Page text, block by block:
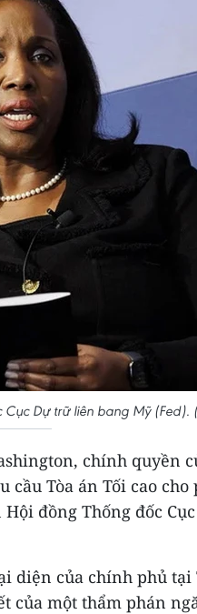
Cục Dự trữ liên bang Mỹ (Fed).
chính quyền
cầu Tòa án Tối cao
đồng Thống đốc
diện của chính phủ tại
của một thẩm phán